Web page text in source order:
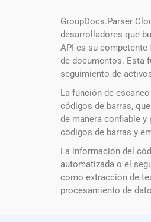
GroupDocs.Parser
desarrolladores que
API es su
de documentos. Esta
seguimiento de
La función de
códigos de barras,
de manera confiable
códigos de barras y
La información del
automatizada o el
como extracción de
procesamiento de